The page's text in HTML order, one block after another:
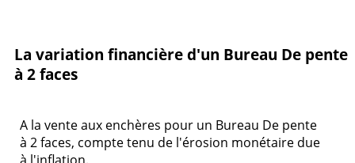
La variation financière d'un Bureau De pente
à 2 faces
A la vente aux enchères pour un Bureau De pente
à 2 faces, compte tenu de l'érosion monétaire due